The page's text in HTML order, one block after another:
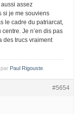
assez
si je me souviens
le cadre du patriarcat,
Je n’en dis pas
des trucs vraiment
Paul Rigouste
#5654